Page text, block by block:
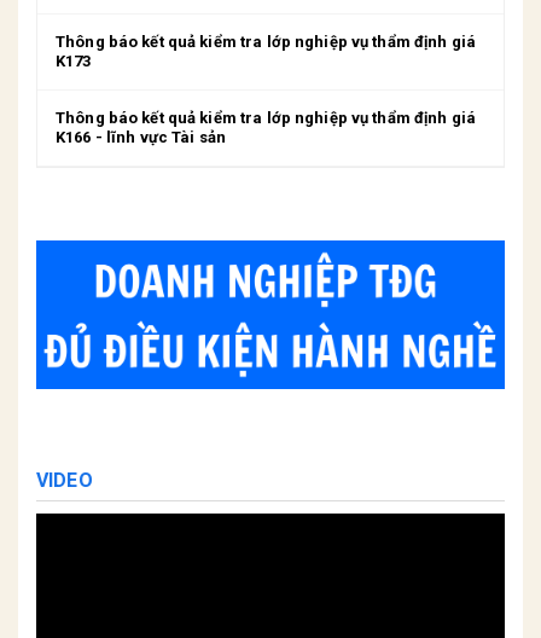
Thông báo kết quả kiểm tra lớp nghiệp vụ thẩm định giá
K173
Thông báo kết quả kiểm tra lớp nghiệp vụ thẩm định giá
K166 - lĩnh vực Tài sản
VIDEO